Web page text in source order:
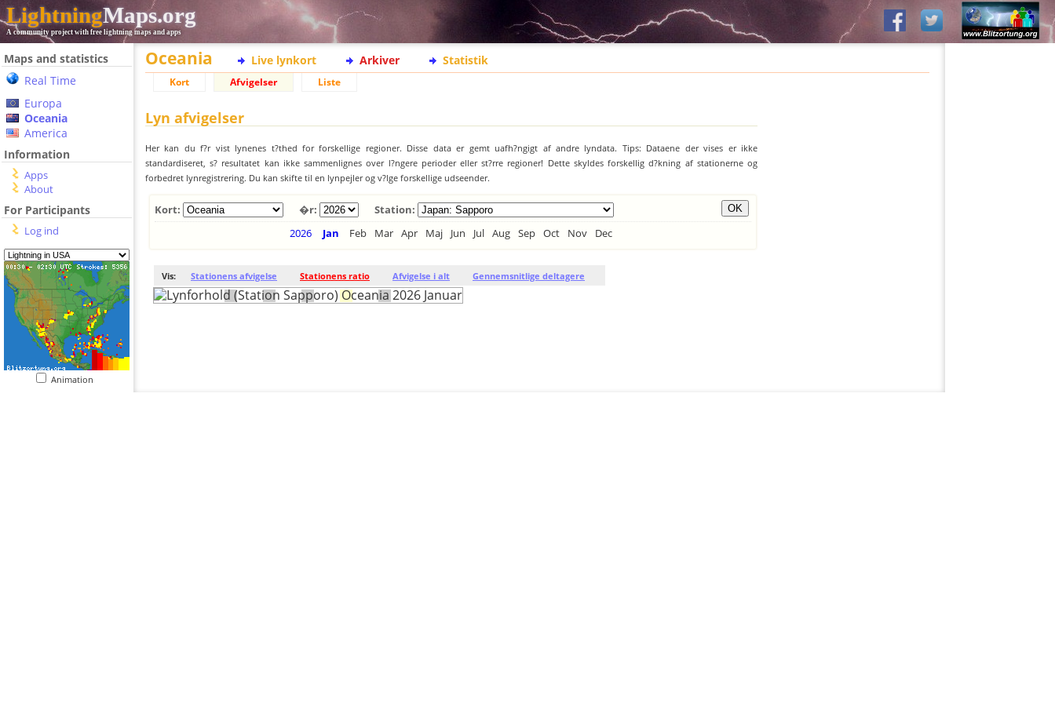
LightningMaps.org
A community project with free lightning maps and apps
Maps and statistics
Real Time
Europa
Oceania
America
Information
Apps
About
For Participants
Log ind
Animation
Oceania Live lynkort Arkiver Statistik
Kort Afvigelser Liste
Lyn afvigelser
Her kan du f?r vist lynenes t?thed for forskellige regioner. Disse data er gemt uafh?ngigt af andre lyndata. Tips: Dataene der vises er ikke
standardiseret, s? resultatet kan ikke sammenlignes over l?ngere perioder eller st?rre regioner! Dette skyldes forskellig d?kning af stationerne og
forbedret lynregistrering. Du kan skifte til en lynpejler og v?lge forskellige udseender.
Kort: �r:
Station:
2026
Jan Feb Mar Apr Maj Jun Jul Aug Sep Oct Nov Dec
Vis: Stationens afvigelse Stationens ratio Afvigelse i alt Gennemsnitlige deltagere